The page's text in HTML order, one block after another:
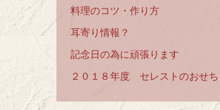
料理のコツ・作り方
耳寄り情報？
記念日の為に頑張ります
２０１８年度 セレストのおせち